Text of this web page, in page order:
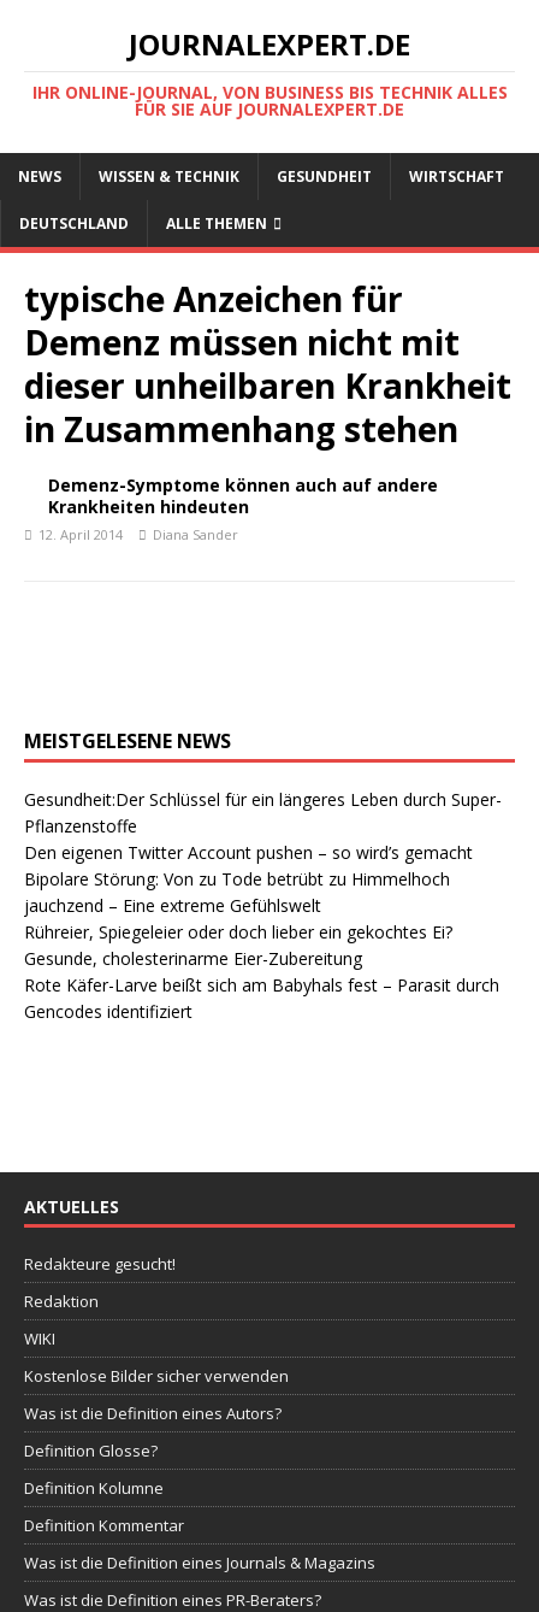
JOURNALEXPERT.DE
IHR ONLINE-JOURNAL, VON BUSINESS BIS TECHNIK ALLES
FÜR SIE AUF JOURNALEXPERT.DE
NEWS WISSEN & TECHNIK GESUNDHEIT WIRTSCHAFT
DEUTSCHLAND ALLE THEMEN
typische Anzeichen für
Demenz müssen nicht mit
dieser unheilbaren Krankheit
in Zusammenhang stehen
Demenz-Symptome können auch auf andere
Krankheiten hindeuten
12. April 2014 Diana Sander
MEISTGELESENE NEWS
Gesundheit:Der Schlüssel für ein längeres Leben durch Super-
Pflanzenstoffe
Den eigenen Twitter Account pushen – so wird’s gemacht
Bipolare Störung: Von zu Tode betrübt zu Himmelhoch
jauchzend – Eine extreme Gefühlswelt
Rühreier, Spiegeleier oder doch lieber ein gekochtes Ei?
Gesunde, cholesterinarme Eier-Zubereitung
Rote Käfer-Larve beißt sich am Babyhals fest – Parasit durch
Gencodes identifiziert
AKTUELLES
Redakteure gesucht!
Redaktion
WIKI
Kostenlose Bilder sicher verwenden
Was ist die Definition eines Autors?
Definition Glosse?
Definition Kolumne
Definition Kommentar
Was ist die Definition eines Journals & Magazins
Was ist die Definition eines PR-Beraters?